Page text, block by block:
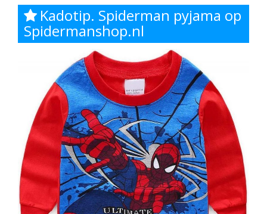
Kadotip. Spiderman pyjama op
Spidermanshop.nl